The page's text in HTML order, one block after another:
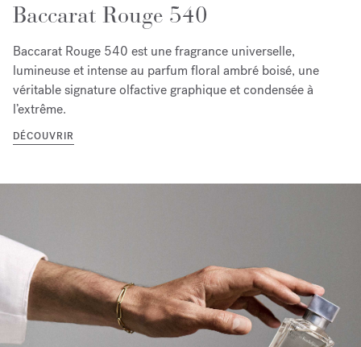
Baccarat Rouge 540
Baccarat Rouge 540 est une fragrance universelle,
lumineuse et intense au parfum floral ambré boisé, une
véritable signature olfactive graphique et condensée à
l’extrême.
DÉCOUVRIR